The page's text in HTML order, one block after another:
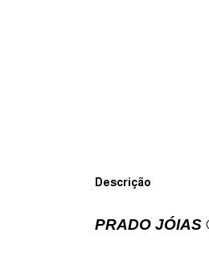
Descrição
PRADO JÓIAS